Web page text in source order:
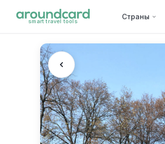
smart travel tools
Страны